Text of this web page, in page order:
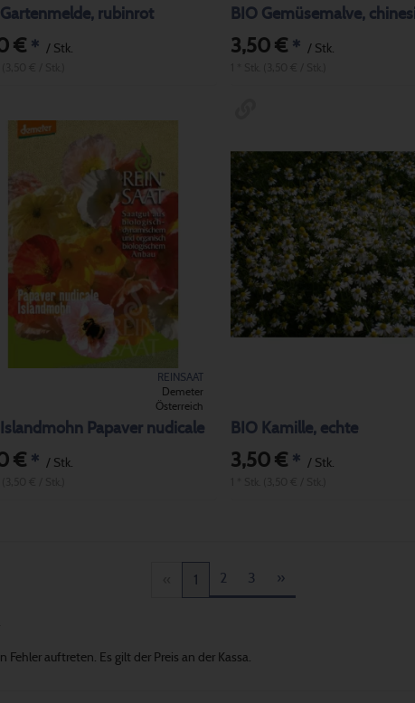
Gartenmelde, rubinrot
€* / Stk.
BIO Gemüsemalve,
3,50 €* / Stk.
REINSAAT
Demeter
Österreich
Islandmohn Papaver nudicale
€* / Stk.
BIO Kamille, echte
3,50 €* / Stk.
1 2 3 »
auftreten. Es gilt der Preis an der Kassa.